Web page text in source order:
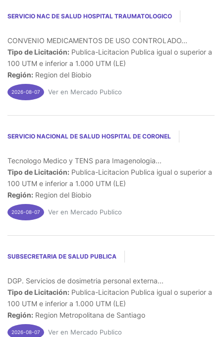
SERVICIO NAC DE SALUD HOSPITAL TRAUMATOLOGICO
CONVENIO MEDICAMENTOS DE USO CONTROLADO...
Tipo de Licitación: Publica-Licitacion Publica igual o superior a
100 UTM e inferior a 1.000 UTM (LE)
Región: Region del Biobio
2026-08-07 Ver en Mercado Publico
SERVICIO NACIONAL DE SALUD HOSPITAL DE CORONEL
Tecnologo Medico y TENS para Imagenologia...
Tipo de Licitación: Publica-Licitacion Publica igual o superior a
100 UTM e inferior a 1.000 UTM (LE)
Región: Region del Biobio
2026-08-07 Ver en Mercado Publico
SUBSECRETARIA DE SALUD PUBLICA
DGP. Servicios de dosimetria personal externa...
Tipo de Licitación: Publica-Licitacion Publica igual o superior a
100 UTM e inferior a 1.000 UTM (LE)
Región: Region Metropolitana de Santiago
2026-08-07 Ver en Mercado Publico